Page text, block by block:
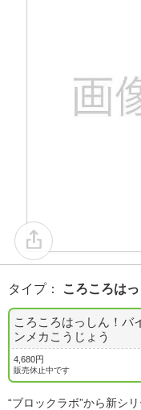
タイプ： ころころは
ころころはっしん！バ
ンメカこうじょう
4,680円
販売休止中です
“ブロックラボ”から新シ